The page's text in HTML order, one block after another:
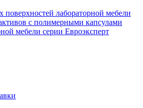
поверхностей лабораторной мебели
с полимерными капсулами
мебели серии Евроэксперт